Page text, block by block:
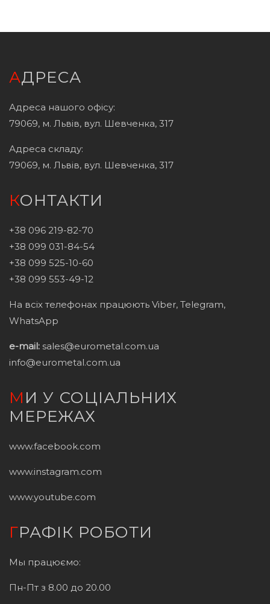
АДРЕСА
Адреса нашого офісу:
79069, м. Львів, вул. Шевченка, 317
Адреса складу:
79069, м. Львів, вул. Шевченка, 317
КОНТАКТИ
+38 096 219-82-70
+38 099 031-84-54
+38 099 525-10-60
+38 099 553-49-12
На всіх телефонах працюють Viber, Telegram,
WhatsApp
e-mail: sales@eurometal.com.ua
info@eurometal.com.ua
МИ У СОЦІАЛЬНИХ
МЕРЕЖАХ
www.facebook.com
www.instagram.com
www.youtube.com
ГРАФІК РОБОТИ
Мы працюємо:
Пн-Пт з 8.00 до 20.00